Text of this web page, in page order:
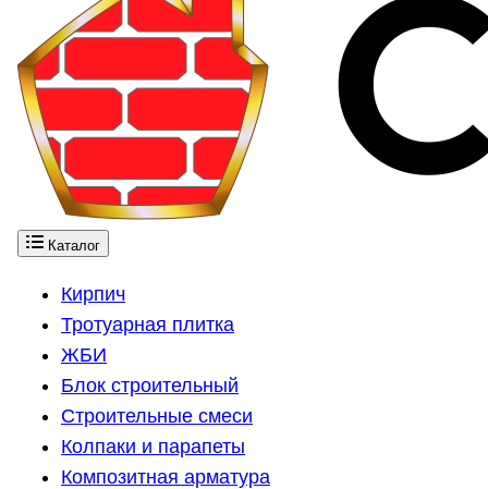
Каталог
Кирпич
Тротуарная плитка
ЖБИ
Блок строительный
Строительные смеси
Колпаки и парапеты
Композитная арматура